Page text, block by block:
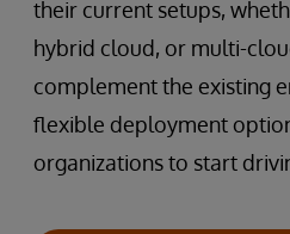
their current setups,
hybrid cloud, or multi-
complement the existing
flexible deployment
organizations to start